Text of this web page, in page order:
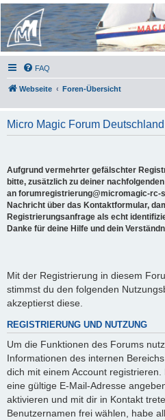
Micro Magic Forum
Deutschland
FAQ
Webseite Foren-Übersicht
Micro Magic Forum
Aufgrund vermehrter gefälschter
bitte, zusätzlich zu deiner
an forumregistrierung@micromagic-rc-
Nachricht über das Kontaktformular,
Registrierungsanfrage als echt
Danke für deine Hilfe und dein
Mit der Registrierung in diesem
stimmst du den folgenden
akzeptierst diese.
REGISTRIERUNG UND NUTZUNG
Um die Funktionen des Forums
Informationen des internen
dich mit einem Account
eine gültige E-Mail-Adresse
aktivieren und mit dir in Kontakt
Benutzernamen frei wählen, habe